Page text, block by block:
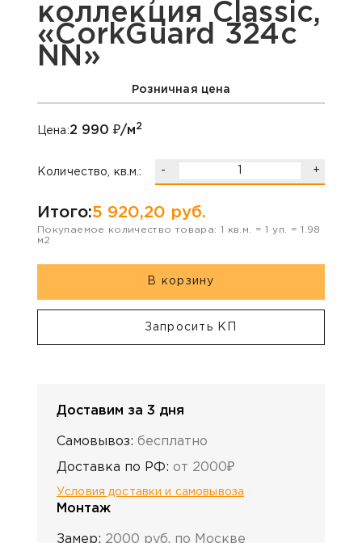
коллекция Classic,
«CorkGuard 324c
NN»
Розничная цена
Цена:2 990 ₽/м2
Количество, кв.м.: - +
Итого:5 920,20 руб.
Покупаемое количество товара: 1 кв.м. =1 уп. =1.98
м2
В корзину
Запросить КП
Доставим за 3 дня
Самовывоз: бесплатно
Доставка по РФ: от 2000₽
Условия доставки и самовывоза
Монтаж
Замер: 2000 руб. по Москве